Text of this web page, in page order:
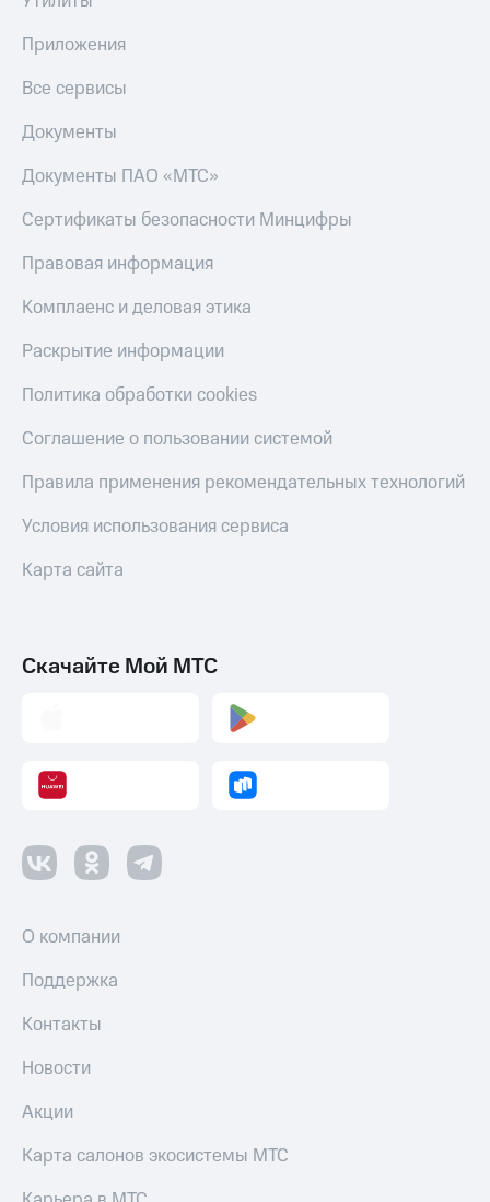
Приложения
Все сервисы
Документы
Документы ПАО «МТС»
Сертификаты безопасности Минцифры
Правовая информация
Комплаенс и деловая этика
Раскрытие информации
Политика обработки cookies
Соглашение о пользовании системой
Правила применения рекомендательных технологий
Условия использования сервиса
Карта сайта
Скачайте Мой МТС
О компании
Поддержка
Контакты
Новости
Акции
Карта салонов экосистемы МТС